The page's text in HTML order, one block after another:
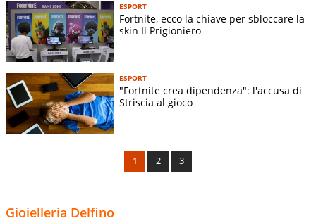
ESPORT
Fortnite, ecco la chiave per sbloccare la
skin Il Prigioniero
ESPORT
"Fortnite crea dipendenza": l'accusa di
Striscia al gioco
1 2 3
Gioielleria Delfino